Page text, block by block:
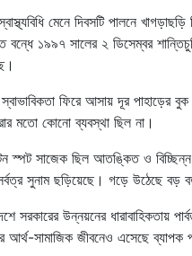
মেনে দিবসটি পালনে
বন্ধে ১৯৯৭ সালের ২ ডিসেম্বর
ফিরে আসায় দূর পাহাড়ের
মতো কোনো ব্যবস্থা ছিল না।
স্পট সাজেক ছিল আতঙ্কিত ও
সর্বত্র সুনাম ছড়িয়েছে। গড়ে উঠেছে
সরকারের উন্নয়নের ধারাবাহিকতায়
আর্থ-সামাজিক জীবনেও এসেছে ব্যাপক